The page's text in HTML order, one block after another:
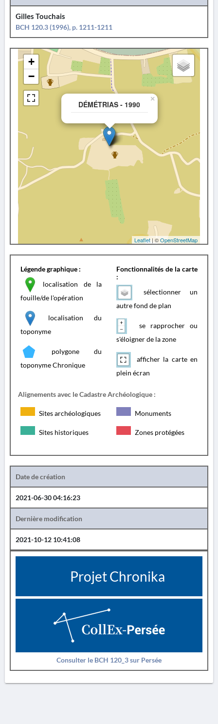
Gilles Touchais
BCH 120.3 (1996), p. 1211-1211
DÉMÉTRIAS - 1990
×
+
−
Leaflet | ©OpenStreetMap
Légende graphique :
localisation de la
fouille/de l'opération
localisation du
toponyme
polygone du
toponyme Chronique
Fonctionnalités de la carte
:
sélectionner un
autre fond de plan
se rapprocher ou
s'éloigner de la zone
afficher la carte en
plein écran
Alignements avec le Cadastre Archéologique :
Sites archéologiques Monuments
Sites historiques Zones protégées
Date de création
2021-06-30 04:16:23
Dernière modification
2021-10-12 10:41:08
Projet Chronika
Consulter le BCH 120_3 sur Persée